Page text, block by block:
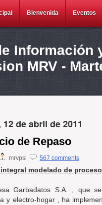
Bienvenida Eventos
Información
MRV -
de abril de 2011
de Repaso
mrvpsi 567 comments
modelado de
Garbadatos S.A. , que
y electro-hogar , ha